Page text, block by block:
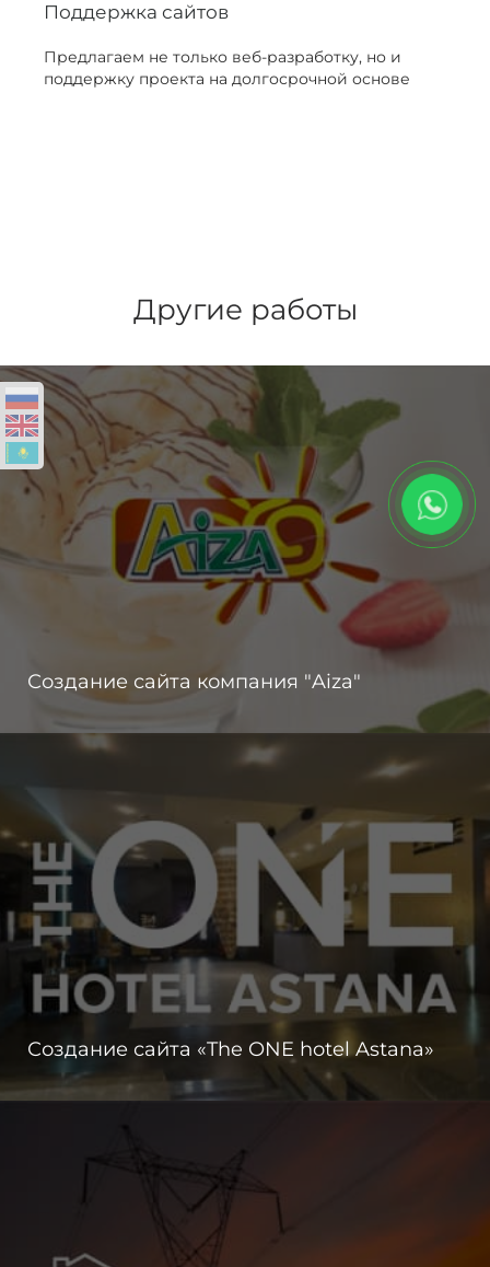
Поддержка сайтов
Предлагаем не только веб-разработку, но и
поддержку проекта на долгосрочной основе
Другие работы
Создание сайта компания "Aiza"
Создание сайта «The ONE hotel Astana»